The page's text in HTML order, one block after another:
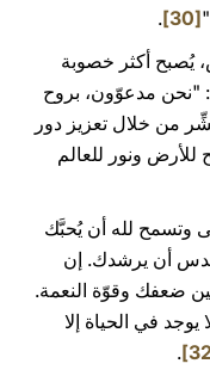
[30]
.
يُصبح أكثر خصوبة
"نحن مدعوّون، بروح
من خلال تعزيز دور
للأرض ونور للعالم
وتسمح لله أن يُحبَّك
أن يرشدك. إن
بين ضعفك وقوّة النعمة.
في الحياة إلا
.